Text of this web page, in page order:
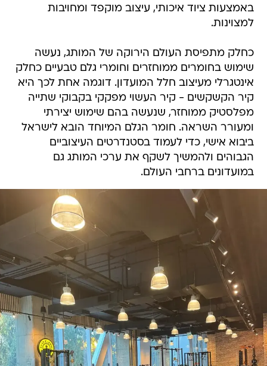
באמצעות ציוד איכותי, עיצוב מוקפד ומחויבות
למצוינות.
כחלק מתפיסת העולם הירוקה של המותג, נעשה
שימוש בחומרים ממוחזרים וחומרי גלם טבעיים כחלק
אינטגרלי מעיצוב חלל המועדון. דוגמה אחת לכך היא
קיר הקשקשים - קיר העשוי מפקקי בקבוקי שתייה
מפלסטיק ממוחזר, שנעשה בהם שימוש יצירתי
ומעורר השראה. חומר הגלם המיוחד הובא לישראל
ביבוא אישי, כדי לעמוד בסטנדרטים העיצוביים
הגבוהים ולהמשיך לשקף את ערכי המותג גם
במועדונים ברחבי העולם.